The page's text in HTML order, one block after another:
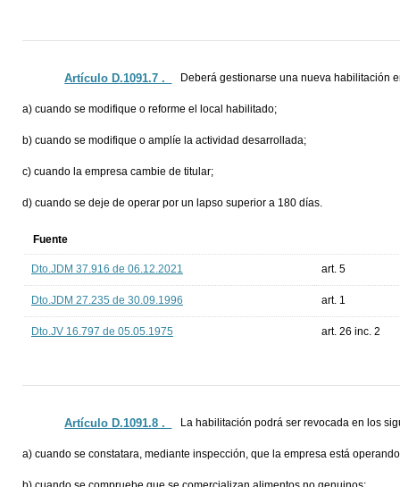
Artículo D.1091.7 ._ Deberá gestionarse una nueva habilitación
a) cuando se modifique o reforme el local habilitado;
b) cuando se modifique o amplíe la actividad desarrollada;
c) cuando la empresa cambie de titular;
d) cuando se deje de operar por un lapso superior a 180 días.
Fuente
Dto.JDM 37.916 de 06.12.2021 art. 5
Dto.JDM 27.235 de 30.09.1996 art. 1
Dto.JV 16.797 de 05.05.1975 art. 26 inc. 2
Artículo D.1091.8 ._ La habilitación podrá ser revocada en los
a) cuando se constatara, mediante inspección, que la empresa está